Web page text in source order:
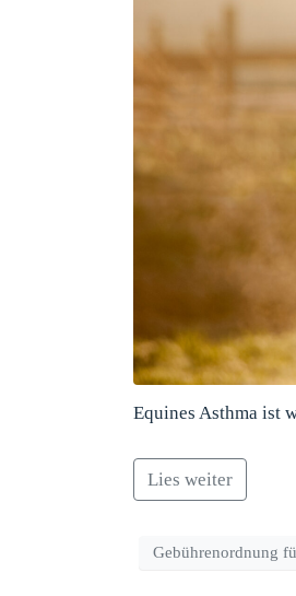
Equines Asthma ist
Lies weiter
Gebührenordnung